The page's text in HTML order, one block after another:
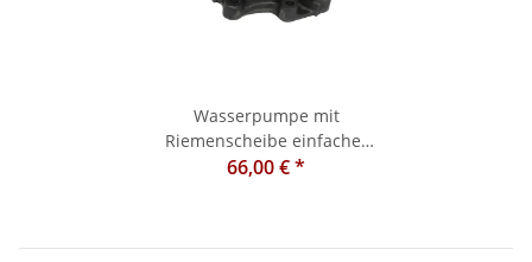
Wasserpumpe mit
Riemenscheibe einfacher
Nut,mit Dichtung,passend
66,00 €*